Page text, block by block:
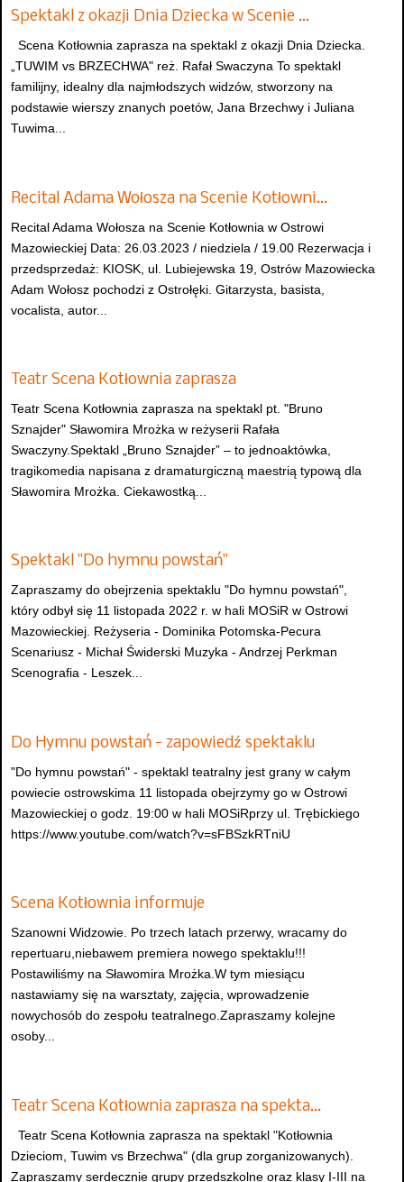
Spektakl z okazji Dnia Dziecka w Scenie …
Scena Kotłownia zaprasza na spektakl z okazji Dnia Dziecka.
„TUWIM vs BRZECHWA" reż. Rafał Swaczyna To spektakl
familijny, idealny dla najmłodszych widzów, stworzony na
podstawie wierszy znanych poetów, Jana Brzechwy i Juliana
Tuwima...
Recital Adama Wołosza na Scenie Kotłowni…
Recital Adama Wołosza na Scenie Kotłownia w Ostrowi
Mazowieckiej Data: 26.03.2023 / niedziela / 19.00 Rezerwacja i
przedsprzedaż: KIOSK, ul. Lubiejewska 19, Ostrów Mazowiecka
Adam Wołosz pochodzi z Ostrołęki. Gitarzysta, basista,
vocalista, autor...
Teatr Scena Kotłownia zaprasza
Teatr Scena Kotłownia zaprasza na spektakl pt. "Bruno
Sznajder" Sławomira Mrożka w reżyserii Rafała
Swaczyny.Spektakl „Bruno Sznajder” – to jednoaktówka,
tragikomedia napisana z dramaturgiczną maestrią typową dla
Sławomira Mrożka. Ciekawostką...
Spektakl "Do hymnu powstań"
Zapraszamy do obejrzenia spektaklu "Do hymnu powstań",
który odbył się 11 listopada 2022 r. w hali MOSiR w Ostrowi
Mazowieckiej. Reżyseria - Dominika Potomska-Pecura
Scenariusz - Michał Świderski Muzyka - Andrzej Perkman
Scenografia - Leszek...
Do Hymnu powstań - zapowiedź spektaklu
"Do hymnu powstań" - spektakl teatralny jest grany w całym
powiecie ostrowskima 11 listopada obejrzymy go w Ostrowi
Mazowieckiej o godz. 19:00 w hali MOSiRprzy ul. Trębickiego
https://www.youtube.com/watch?v=sFBSzkRTniU
Scena Kotłownia informuje
Szanowni Widzowie. Po trzech latach przerwy, wracamy do
repertuaru,niebawem premiera nowego spektaklu!!!
Postawiliśmy na Sławomira Mrożka.W tym miesiącu
nastawiamy się na warsztaty, zajęcia, wprowadzenie
nowychosób do zespołu teatralnego.Zapraszamy kolejne
osoby...
Teatr Scena Kotłownia zaprasza na spekta…
Teatr Scena Kotłownia zaprasza na spektakl "Kotłownia
Dzieciom, Tuwim vs Brzechwa" (dla grup zorganizowanych).
Zapraszamy serdecznie grupy przedszkolne oraz klasy I-III na